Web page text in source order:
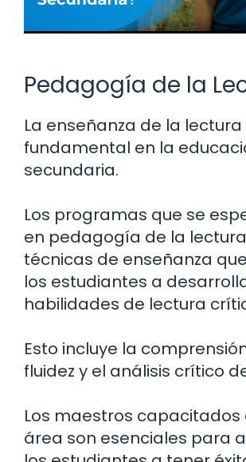
Pedagogía de la
La enseñanza de la lectura
fundamental en la
secundaria.
Los programas que se
en pedagogía de la
técnicas de enseñanza
los estudiantes a
habilidades de lectura
Esto incluye la
fluidez y el análisis crítico
Los maestros capacitados
área son esenciales para